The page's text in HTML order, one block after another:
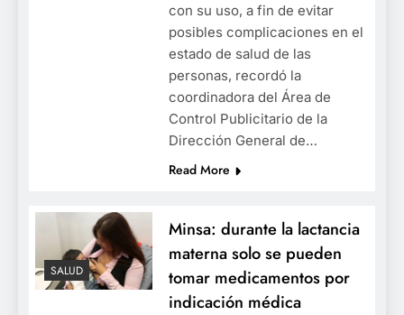
con su uso, a fin de evitar
posibles complicaciones en el
estado de salud de las
personas, recordó la
coordinadora del Área de
Control Publicitario de la
Dirección General de…
Read More
SALUD
Minsa: durante la lactancia
materna solo se pueden
tomar medicamentos por
indicación médica